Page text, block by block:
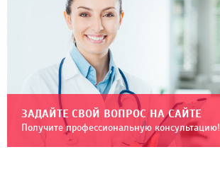
ЗАДАЙТЕ СВОЙ ВОПРОС НА САЙТЕ
Получите профессиональную консультацию!